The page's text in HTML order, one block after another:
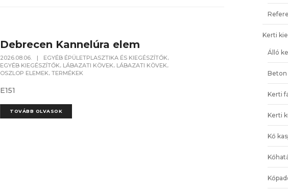
Debrecen Kannelúra elem
2026.08.06. | EGYÉB ÉPÜLETPLASZTIKA ÉS KIEGÉSZÍTŐK
EGYÉB KIEGÉSZÍTŐK, LÁBAZATI KÖVEK, LÁBAZATI KÖVEK,
OSZLOP ELEMEK,TERMÉKEK
E151
TOVÁBB OLVASOK
Kerti
Álló
Beton
Kerti
Kerti
Kő